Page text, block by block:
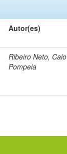
Autor(es)
Ribeiro Neto, Caio
Pompeia